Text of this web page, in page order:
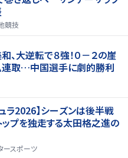
競技
、大逆転で８強！０－２の崖
連取…中国選手に劇的勝利
ラ2026】シーズンは後半戦
プを独走する太田格之進の
ースポーツ